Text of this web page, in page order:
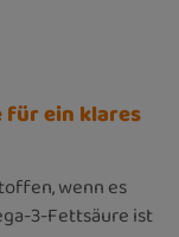
für ein klares
wenn es
3-Fettsäure ist